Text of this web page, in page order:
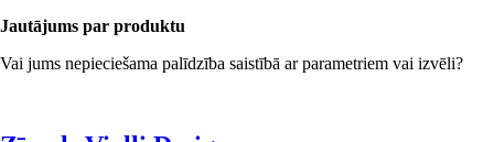
Jautājums par produktu
Vai jums nepieciešama palīdzība saistībā ar parametriem vai izvēli?